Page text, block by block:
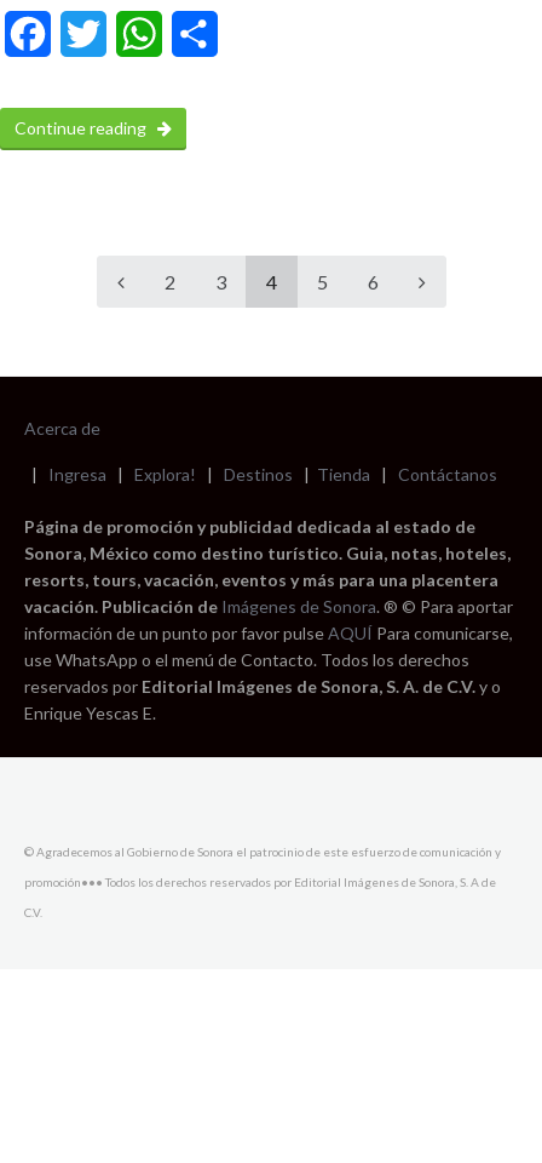
FacebookTwitter WhatsApp
Continue reading
2 3 4 5 6
Acerca de
| Ingresa | Explora! | Destinos | Tienda | Contáctanos
Página de promoción y publicidad dedicada al estado de
Sonora, México como destino turístico. Guia, notas, hoteles,
resorts, tours, vacación, eventos y más para una placentera
vacación. Publicación de Imágenes de Sonora. ® © Para aportar
información de un punto por favor pulseAQUÍ Para comunicarse,
use WhatsApp o el menú de Contacto. Todos los derechos
reservados por Editorial Imágenes de Sonora, S. A. de C.V.y o
Enrique Yescas E.
© Agradecemos al Gobierno de Sonora el patrocinio de este esfuerzo de comunicación y
promoción••• Todos los derechos reservados por Editorial Imágenes de Sonora, S. A de
C.V.